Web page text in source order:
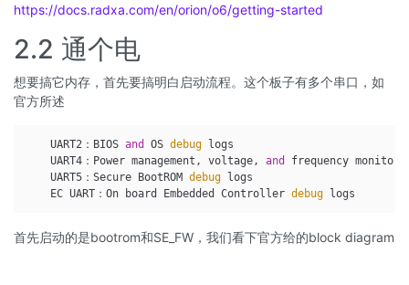
https://docs.radxa.com/en/orion/o6/getting-started
2.2 通个电
想要搞它内存，首先要搞明白启动流程。这个板子有多个串口，如
官方所述
    UART2：BIOS
and OS debug logs
    UART4：Power management, voltage,
and
frequency
    UART5：Secure BootROM
debug logs
    EC UART：On board Embedded Controller
debug
首先启动的是bootrom和SE_FW，我们看下官方给的block diagram